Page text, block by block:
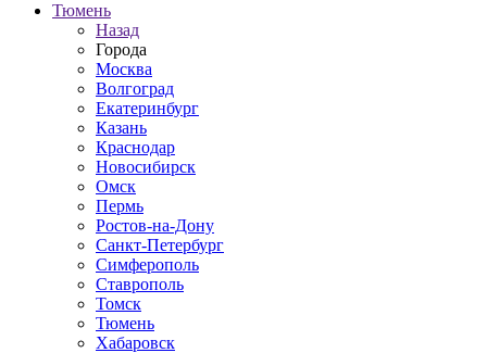
Тюмень
Назад
Города
Москва
Волгоград
Екатеринбург
Казань
Краснодар
Новосибирск
Омск
Пермь
Ростов-на-Дону
Санкт-Петербург
Симферополь
Ставрополь
Томск
Тюмень
Хабаровск